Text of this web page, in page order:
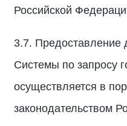
Российской
3.7. Предоставление
Системы по запросу
осуществляется в
законодательством